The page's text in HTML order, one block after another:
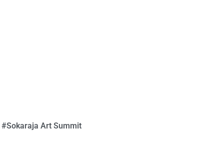
#Sokaraja Art Summit